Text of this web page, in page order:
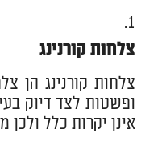
צלחות קורנינג
צלחות קורנינג הן
ופשטות לצד דיוק
אינן יקרות כלל